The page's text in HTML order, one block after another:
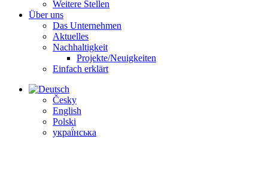
Weitere Stellen
Über uns
Das Unternehmen
Aktuelles
Nachhaltigkeit
Projekte/Neuigkeiten
Einfach erklärt
Česky
English
Polski
украї́нська